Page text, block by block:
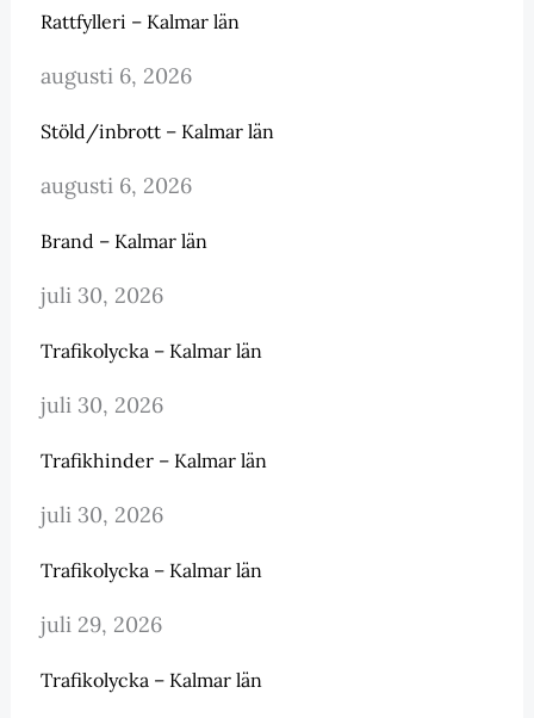
Rattfylleri – Kalmar län
augusti 6, 2026
Stöld/inbrott – Kalmar län
augusti 6, 2026
Brand – Kalmar län
juli 30, 2026
Trafikolycka – Kalmar län
juli 30, 2026
Trafikhinder – Kalmar län
juli 30, 2026
Trafikolycka – Kalmar län
juli 29, 2026
Trafikolycka – Kalmar län